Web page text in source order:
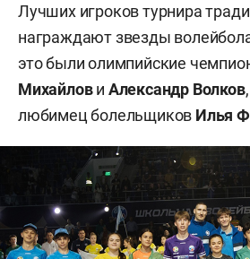
Лучших игроков турнира
награждают звезды
это были олимпийские
Михайлови Александр Волков
любимец болельщиков Илья